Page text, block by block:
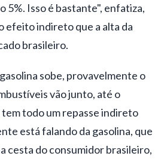
5%. Isso é bastante", enfatiza,
efeito indireto que a alta da
brasileiro.
sobe, provavelmente o
vão junto, até o
todo um repasse indireto
está falando da gasolina, que
cesta do consumidor brasileiro,